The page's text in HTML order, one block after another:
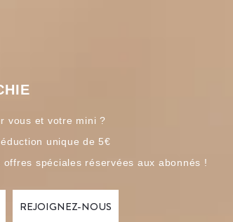
vous et votre mini ?
unique de 5€
spéciales réservées aux abonnés !